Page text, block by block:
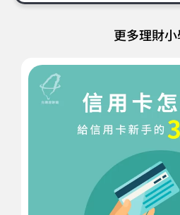
更多理財